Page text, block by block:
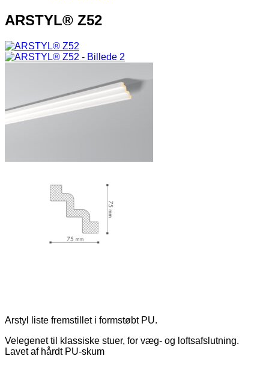
ARSTYL® Z52
Arstyl liste fremstillet i formstøbt PU.
Velegenet til klassiske stuer, for væg- og loftsafslutning.
Lavet af hårdt PU-skum